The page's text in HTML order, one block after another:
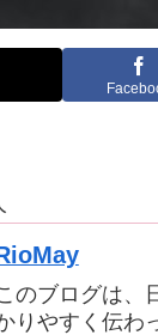
のブログは、
りやすく伝わ